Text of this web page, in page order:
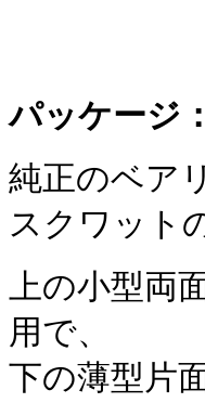
パッケージ：
純正のベア
スクワット
上の小型両
用で、
下の薄型片